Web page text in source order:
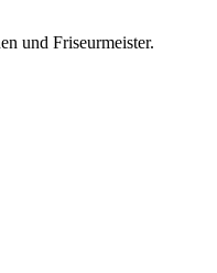
und Friseurmeister.